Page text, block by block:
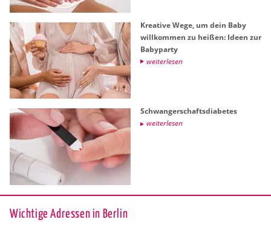
Krea­ti­ve Wege, um dein Baby
will­kom­men zu hei­ßen: Ideen zur
Ba­by­par­ty
wei­ter­le­sen
Schwan­ger­schafts­dia­be­tes
wei­ter­le­sen
Wichtige Adressen in Berlin